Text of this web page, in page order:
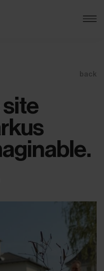
back